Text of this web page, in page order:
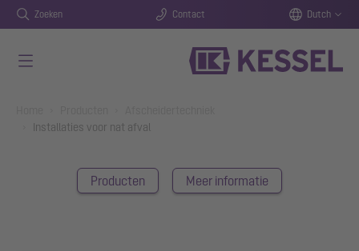
Zoeken Contact Dutch
Installaties voor nat afval
Producten Meer informatie